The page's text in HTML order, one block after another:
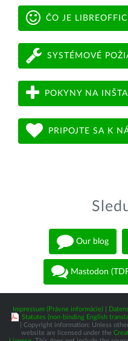
ČO JE
SYSTÉMOVÉ
POKYNY NA
PRIPOJTE SA K
Our blog
Mastodon
Impressum (Právne informácie)|
Statutes (non-binding English
| Copyright information: Unless
website are licensed under the